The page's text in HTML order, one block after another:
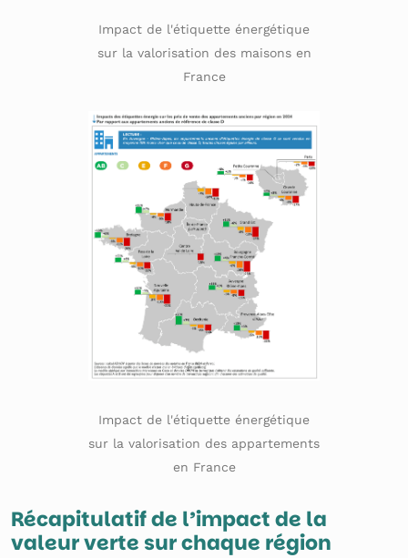
Impact de l'étiquette énergétique
sur la valorisation des maisons en
France
Impact de l'étiquette énergétique
sur la valorisation des appartements
en France
Récapitulatif de l’impact de la
valeur verte sur chaque région